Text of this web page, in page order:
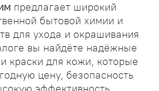
предлагает широкий
бытовой химии и
для ухода и окрашивания
вы найдёте надёжные
краски для кожи, которые
цену, безопасность